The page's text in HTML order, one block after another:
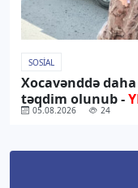
SOSIAL
Xocavənddə
təqdim olunub -
05.08.2026 24